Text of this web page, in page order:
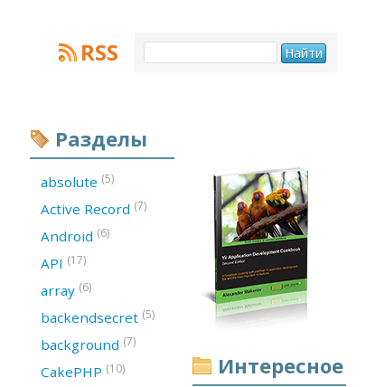
RSS
Интересное
Разделы
absolute (5)
Active Record (7)
Android (6)
API (17)
array (6)
backendsecret (5)
background (7)
CakePHP (10)